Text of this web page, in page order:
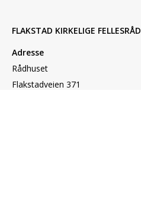
FLAKSTAD KIRKELIGE FELLESRÅD
Adresse
Rådhuset
Flakstadveien 371